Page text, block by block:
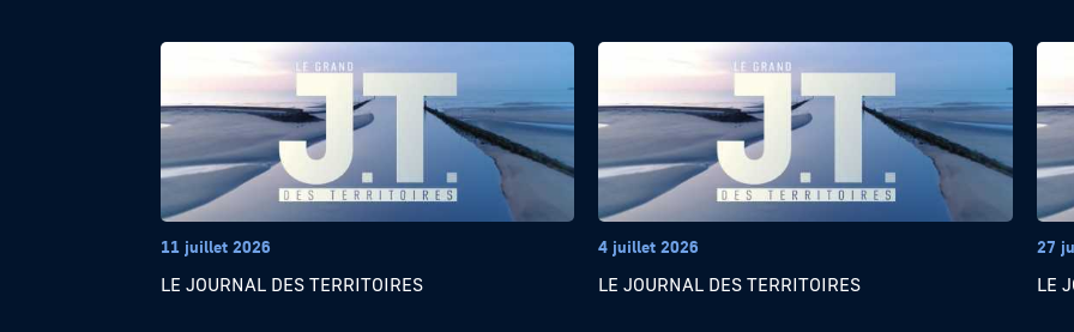
11 juillet 2026
LE JOURNAL DES TERRITOIRES
4 juillet 2026
LE JOURNAL DES TERRITOIRES
27
LE